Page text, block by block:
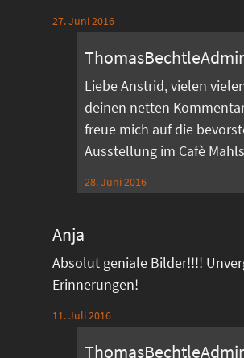
27. Juni 2016
Liebe Anstrid, vielen
deinen netten
freue mich auf die
Ausstellung im Cafè
28. Juni 2016
Anja
Absolut geniale Bilder!!!!
Erinnerungen!
11. Juli 2016